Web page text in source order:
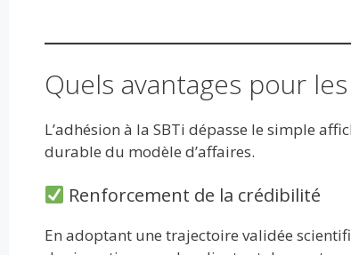
Quels avantages pour
L’adhésion à la SBTi dépasse le simple
durable du modèle d’affaires.
Renforcement de la crédibilité
En adoptant une trajectoire validée